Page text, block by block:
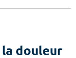
douleur